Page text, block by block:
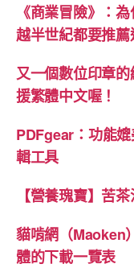
《商業冒險》：
越半世紀都要推薦
又一個數位印章
援繁體中文喔！
PDFgear：功能
輯工具
【營養瑰寶】苦
貓啃網（Maoken
體的下載一覽表